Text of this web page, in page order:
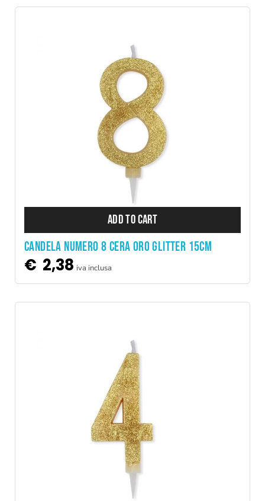
ADD TO CART
CANDELA NUMERO 8 CERA ORO GLITTER 15CM
€ 2,38 iva inclusa